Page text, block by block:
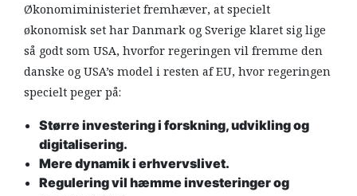
Økonomiministeriet fremhæver, at specielt
økonomisk set har Danmark og Sverige klaret sig lige
så godt som USA, hvorfor regeringen vil fremme den
danske og USA’s model i resten af EU, hvor regeringen
specielt peger på:
Større investering i forskning, udvikling og
digitalisering.
Mere dynamik i erhvervslivet.
Regulering vil hæmme investeringer og